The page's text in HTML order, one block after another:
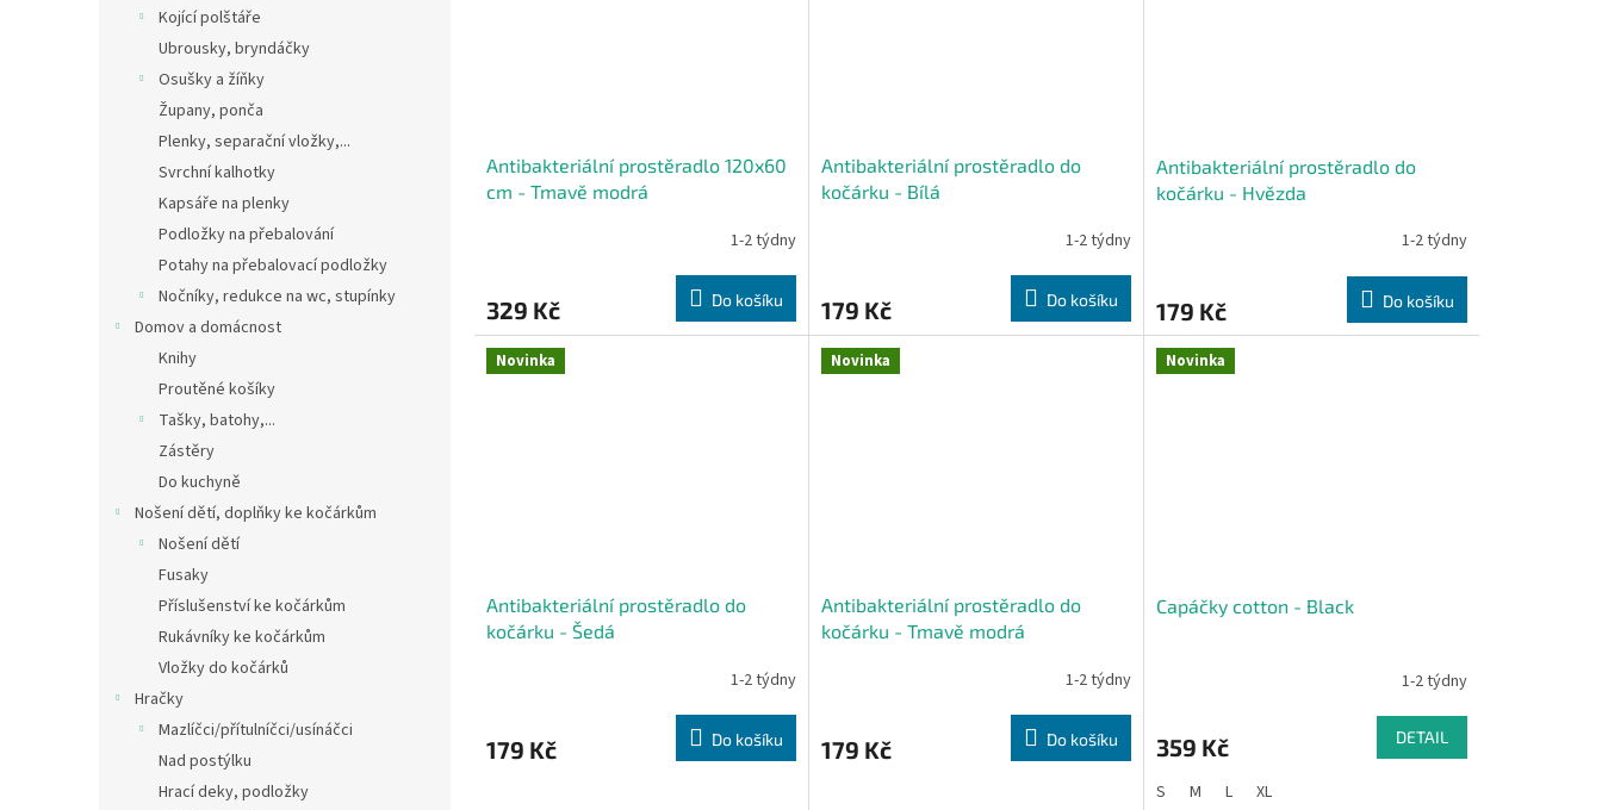
Kojící polštáře
Ubrousky, bryndáčky
Osušky a žíňky
Župany, ponča
Plenky, separační vložky,...
Svrchní kalhotky
Kapsáře na plenky
Podložky na přebalování
Potahy na přebalovací podložky
Nočníky, redukce na wc, stupínky
Domov a domácnost
Knihy
Proutěné košíky
Tašky, batohy,...
Zástěry
Do kuchyně
Nošení dětí, doplňky ke kočárkům
Nošení dětí
Fusaky
Příslušenství ke kočárkům
Rukávníky ke kočárkům
Vložky do kočárků
Hračky
Mazlíčci/přítulníčci/usínáčci
Nad postýlku
Hrací deky, podložky
Antibakteriální prostěradlo 120x60
cm - Tmavě modrá
1-2 týdny
329 Kč Do košíku
Antibakteriální prostěradlo do
kočárku - Bílá
1-2 týdny
179 Kč Do košíku
Antibakteriální prostěradlo do
kočárku - Hvězda
1-2 týdny
179 Kč Do košíku
Novinka
Antibakteriální prostěradlo do
kočárku - Šedá
1-2 týdny
179 Kč Do košíku
Novinka
Antibakteriální prostěradlo do
kočárku - Tmavě modrá
1-2 týdny
179 Kč Do košíku
Novinka
Capáčky cotton - Black
1-2 týdny
359 Kč DETAIL
S M L XL